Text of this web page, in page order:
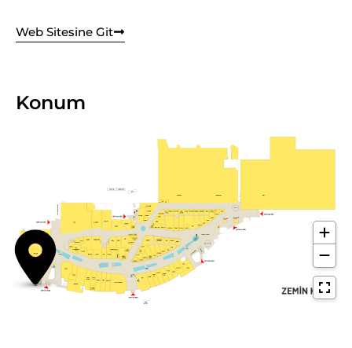
Web Sitesine Git
Konum